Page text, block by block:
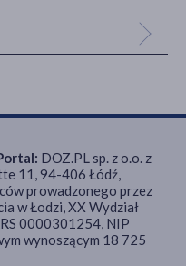
DOZ.PL sp. z o.o. z
11, 94-406 Łódź,
prowadzonego przez
w Łodzi, XX Wydział
0000301254, NIP
wynoszącym 18 725